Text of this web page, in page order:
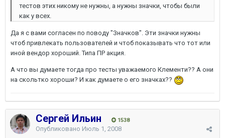
тестов этих никому не нужны, а нужны значки, чтобы были
как у всех.
Да я с вами согласен по поводу "Значков". Эти значки нужны
чтоб привлекать пользователей и чтоб показывать что тот или
иной вендор хороший. Типа ПР акция.
А что вы думаете тогда про тесты уважаемого Клементи?? А они
на скольтко хороши? И как думаете о его значках??
Сергей Ильин 1538
Опубликовано Июль 1, 2008